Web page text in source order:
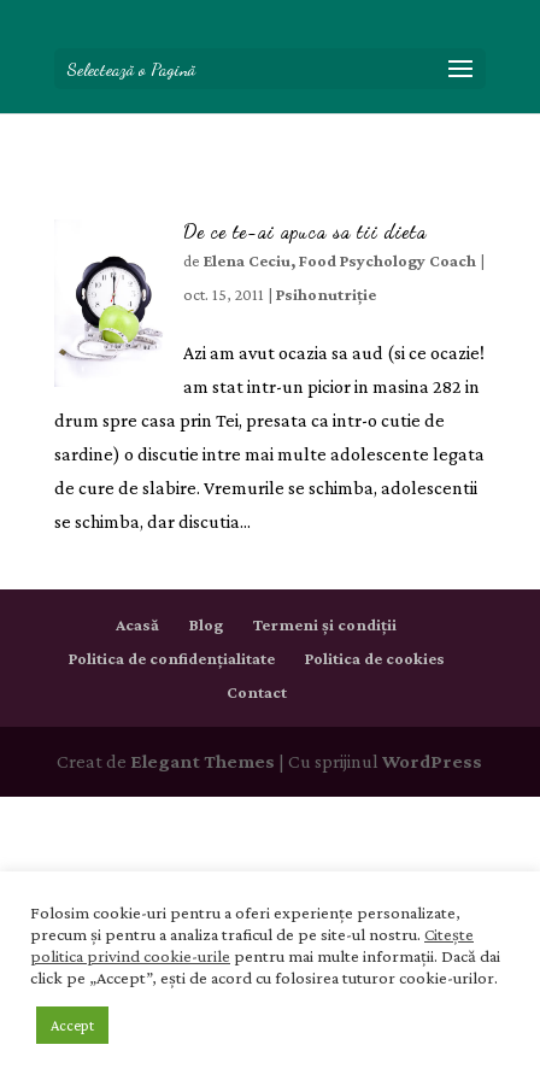
Selectează o Pagină
De ce te-ai apuca sa tii dieta
deElena Ceciu, Food Psychology Coach |
oct. 15, 2011 |Psihonutriție
Azi am avut ocazia sa aud (si ce ocazie!
am stat intr-un picior in masina 282 in
drum spre casa prin Tei, presata ca intr-o cutie de
sardine) o discutie intre mai multe adolescente legata
de cure de slabire. Vremurile se schimba, adolescentii
se schimba, dar discutia...
Acasă Blog
Termeni și condiții
Politica de confidențialitate
Politica de cookies
Contact
Creat de Elegant Themes | Cu sprijinulWordPress
Folosim cookie-uri pentru a oferi experiențe personalizate,
precum și pentru a analiza traficul de pe site-ul nostru. Citește
politica privind cookie-urile pentru mai multe informații. Dacă dai
click pe „Accept”, ești de acord cu folosirea tuturor cookie-urilor.
Accept